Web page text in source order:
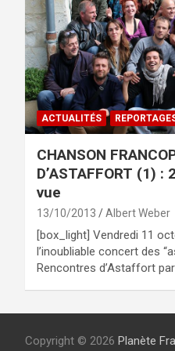
ACTUALITÉS
CHANSON
D’ASTAFFORT (1)
vue
13/10/2013 Albert Weber
[box_light] Vendredi 11
l’inoubliable concert des
Rencontres d’Astaffort
Copyright © 2026 Planète